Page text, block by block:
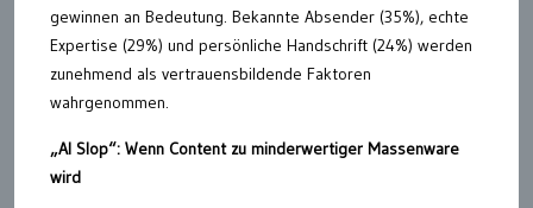
gewinnen an Bedeutung. Bekannte Absender (35%), echte
Expertise (29%) und persönliche Handschrift (24%) werden
zunehmend als vertrauensbildende Faktoren
wahrgenommen.
„AI Slop“: Wenn Content zu minderwertiger Massenware
wird